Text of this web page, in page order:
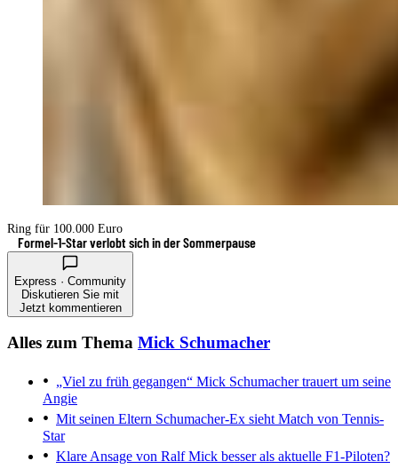
Ring für 100.000 Euro
Formel-1-Star verlobt sich in der Sommerpause
Express · Community
Diskutieren Sie mit
Jetzt kommentieren
Alles zum Thema Mick Schumacher
„Viel zu früh gegangen“ Mick Schumacher trauert um seine
Angie
Mit seinen Eltern Schumacher-Ex sieht Match von Tennis-
Star
Klare Ansage von RalfMick besser als aktuelle F1-Piloten?